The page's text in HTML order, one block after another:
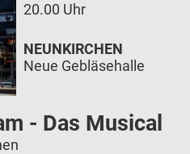
20.00 Uhr
- Das Musical
NEUNKIRCHEN
Neue Gebläsehalle